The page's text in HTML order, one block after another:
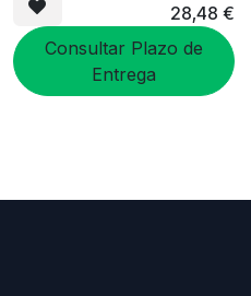
28,48 €
Consultar Plazo de
Entrega